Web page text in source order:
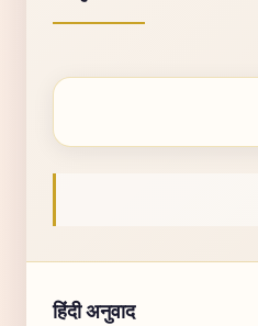
हिंदी अनुवाद